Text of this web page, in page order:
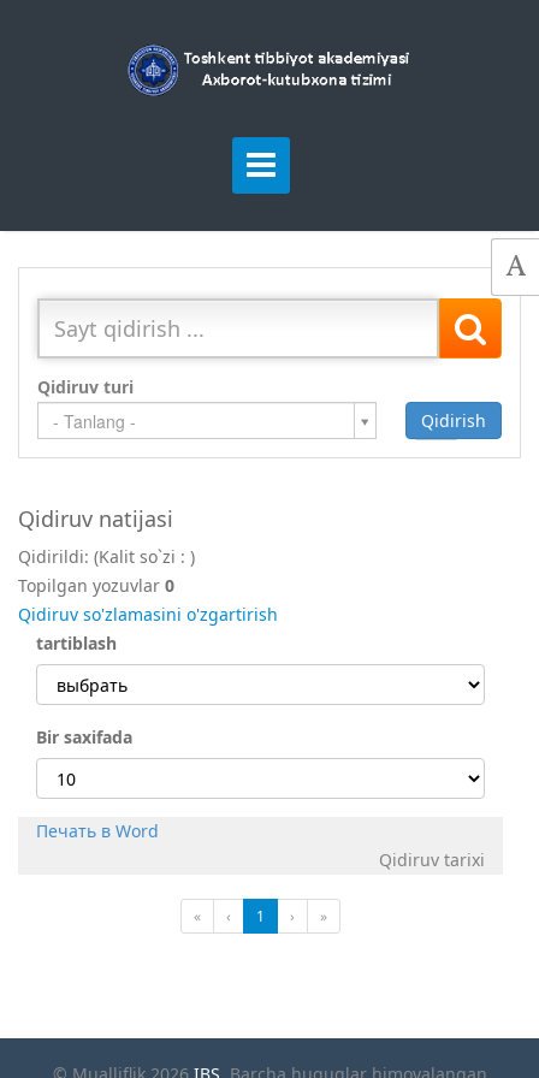
Qidiruv turi
- Tanlang - Qo`shish
Qidirish
Qidiruv natijasi
Qidirildi: (Kalit so`zi : )
Topilgan yozuvlar 0
Qidiruv so'zlamasini o'zgartirish
tartiblash
Bir saxifada
Печать в Word
Qidiruv tarixi
« ‹ 1 › »